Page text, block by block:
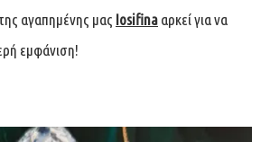
αγαπημένης μας Iosifina αρκεί για να
εμφάνιση!